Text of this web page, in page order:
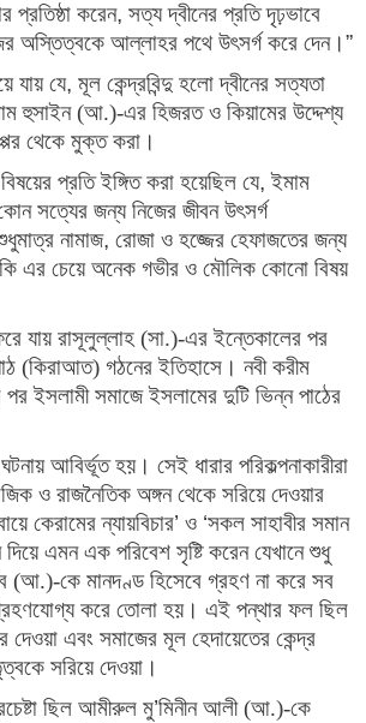
প্রতিষ্ঠা করেন, সত্য দ্বীনের প্রতি দৃঢ়ভাবে
অস্তিত্বকে আল্লাহর পথে উৎসর্গ করে দেন।”
যায় যে, মূল কেন্দ্রবিন্দু হলো দ্বীনের সত্যতা
হুসাইন (আ.)-এর হিজরত ও কিয়ামের উদ্দেশ্য
থেকে মুক্ত করা।
প্রতি ইঙ্গিত করা হয়েছিল যে, ইমাম
সত্যের জন্য নিজের জীবন উৎসর্গ
নামাজ, রোজা ও হজ্জের হেফাজতের জন্য
এর চেয়ে অনেক গভীর ও মৌলিক কোনো বিষয়
যায় রাসূলুল্লাহ (সা.)-এর ইন্তেকালের পর
(কিরাআত) গঠনের ইতিহাসে। নবী করীম
ইসলামী সমাজে ইসলামের দুটি ভিন্ন পাঠের
আবির্ভূত হয়। সেই ধারার পরিকল্পনাকারীরা
ও রাজনৈতিক অঙ্গন থেকে সরিয়ে দেওয়ার
কেরামের ন্যায়বিচার’ ও ‘সকল সাহাবীর সমান
এমন এক পরিবেশ সৃষ্টি করেন যেখানে শুধু
(আ.)-কে মানদণ্ড হিসেবে গ্রহণ না করে সব
গ্রহণযোগ্য করে তোলা হয়। এই পন্থার ফল ছিল
এবং সমাজের মূল হেদায়েতের কেন্দ্র
সরিয়ে দেওয়া।
ছিল আমীরুল মু’মিনীন আলী (আ.)-কে